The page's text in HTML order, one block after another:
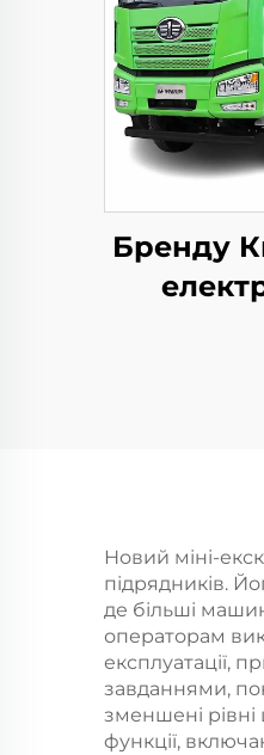
Бренду
Новий міні-
підрядників.
де більші
операторам
експлуатації,
завданнями,
зменшені
функції,